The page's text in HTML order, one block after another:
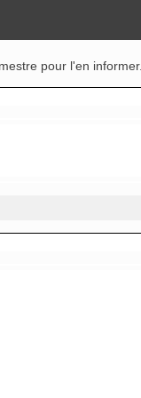
pour l'en informer.